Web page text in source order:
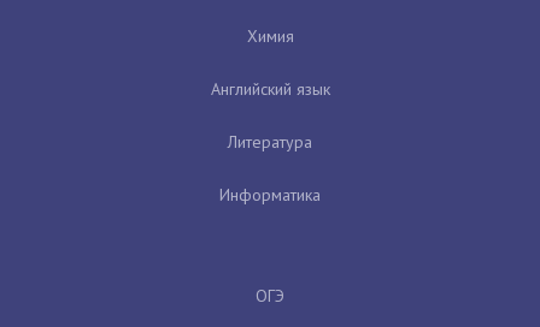
Химия
Английский язык
Литература
Информатика
ОГЭ